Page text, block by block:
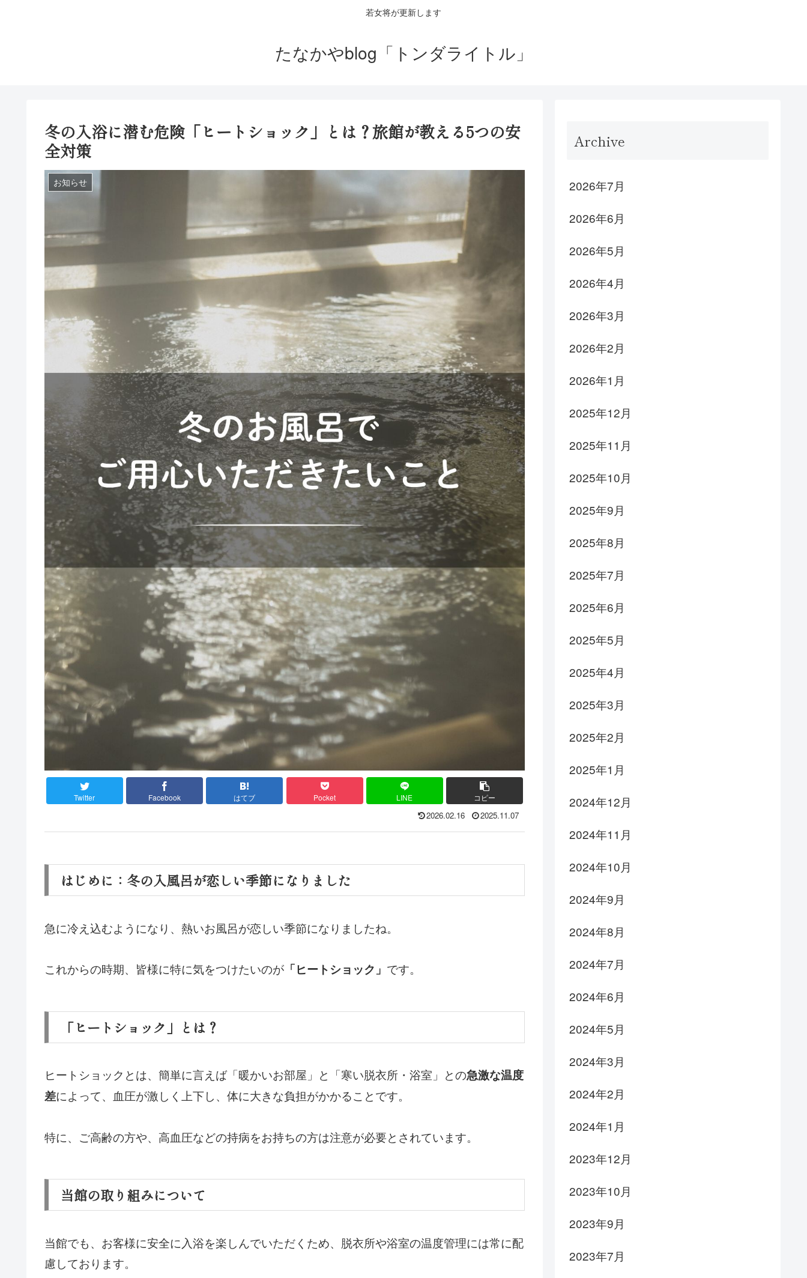
若女将が更新します
たなかやblog「トンダライトル」
冬の入浴に潜む危険「ヒートショック」とは？旅館が教える5つの安
全対策
お知らせ
Twitter Facebook はてブ Pocket LINE コピー
2026.02.16 2025.11.07
はじめに：冬の入風呂が恋しい季節になりました
急に冷え込むようになり、熱いお風呂が恋しい季節になりましたね。
これからの時期、皆様に特に気をつけたいのが 「ヒートショック」 です。
「ヒートショック」とは？
ヒートショックとは、簡単に言えば「暖かいお部屋」と「寒い脱衣所・浴室」との急激な温度
差によって、血圧が激しく上下し、体に大きな負担がかかることです。
特に、ご高齢の方や、高血圧などの持病をお持ちの方は注意が必要とされています。
当館の取り組みについて
当館でも、お客様に安全に入浴を楽しんでいただくため、脱衣所や浴室の温度管理には常に配
慮しております。
Archive
2026年7月
2026年6月
2026年5月
2026年4月
2026年3月
2026年2月
2026年1月
2025年12月
2025年11月
2025年10月
2025年9月
2025年8月
2025年7月
2025年6月
2025年5月
2025年4月
2025年3月
2025年2月
2025年1月
2024年12月
2024年11月
2024年10月
2024年9月
2024年8月
2024年7月
2024年6月
2024年5月
2024年3月
2024年2月
2024年1月
2023年12月
2023年10月
2023年9月
2023年7月